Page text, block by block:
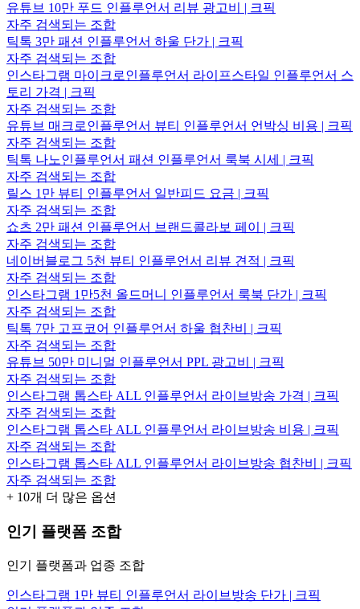
유튜브 10만 푸드 인플루언서 리뷰 광고비 | 크픽
자주 검색되는 조합
틱톡 3만 패션 인플루언서 하울 단가 | 크픽
자주 검색되는 조합
인스타그램 마이크로인플루언서 라이프스타일 인플루언서 스
토리 가격 | 크픽
자주 검색되는 조합
유튜브 매크로인플루언서 뷰티 인플루언서 언박싱 비용 | 크픽
자주 검색되는 조합
틱톡 나노인플루언서 패션 인플루언서 룩북 시세 | 크픽
자주 검색되는 조합
릴스 1만 뷰티 인플루언서 일반피드 요금 | 크픽
자주 검색되는 조합
쇼츠 2만 패션 인플루언서 브랜드콜라보 페이 | 크픽
자주 검색되는 조합
네이버블로그 5천 뷰티 인플루언서 리뷰 견적 | 크픽
자주 검색되는 조합
인스타그램 1만5천 올드머니 인플루언서 룩북 단가 | 크픽
자주 검색되는 조합
틱톡 7만 고프코어 인플루언서 하울 협찬비 | 크픽
자주 검색되는 조합
유튜브 50만 미니멀 인플루언서 PPL 광고비 | 크픽
자주 검색되는 조합
인스타그램 톱스타 ALL 인플루언서 라이브방송 가격 | 크픽
자주 검색되는 조합
인스타그램 톱스타 ALL 인플루언서 라이브방송 비용 | 크픽
자주 검색되는 조합
인스타그램 톱스타 ALL 인플루언서 라이브방송 협찬비 | 크픽
자주 검색되는 조합
+ 10개 더 많은 옵션
인기 플랫폼 조합
인기 플랫폼과 업종 조합
인스타그램 1만 뷰티 인플루언서 라이브방송 단가 | 크픽